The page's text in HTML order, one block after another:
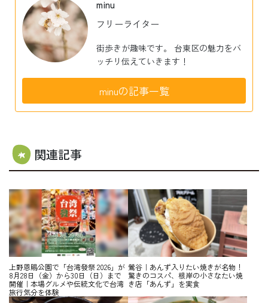
minu
フリーライター
街歩きが趣味です。 台東区の魅力をバ
ッチリ伝えていきます！
minuの記事一覧
関連記事
上野恩賜公園で「台湾發祭 2026」が
8月28日（金）から30日（日）まで
開催｜本場グルメや伝統文化で台湾
旅行気分を体験
鶯谷｜あんず入りたい焼きが名物！
驚きのコスパ、根岸の小さなたい焼
き店「あんず」を実食